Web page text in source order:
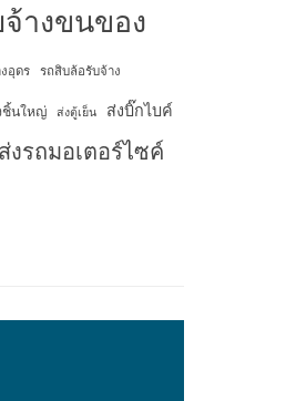
จ้างขนของ
อุดร รถสิบล้อรับจ้าง
ชิ้นใหญ่ ส่งตู้เย็น ส่งบิ๊กไบค์
ส่งรถมอเตอร์ไซค์